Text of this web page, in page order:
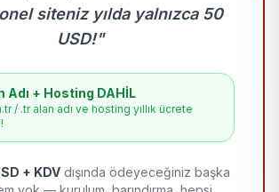
siteniz yılda yalnızca 50
USD!"
Adı + Hosting DAHİL
/ .tr alan adı ve hosting yıllık ücrete
+ KDV dışında ödeyeceğiniz başka